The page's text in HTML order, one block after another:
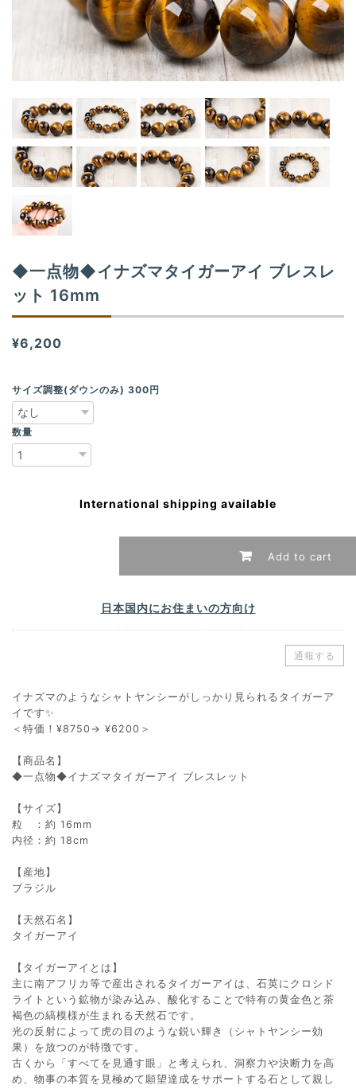
t
i
o
n
◆一点物◆イナズマタイガーアイ ブレスレ
ット 16mm
¥6,200
サイズ調整(ダウンのみ) 300円
数量
International shipping available
Add to cart
日本国内にお住まいの方向け
通報する
イナズマのようなシャトヤンシーがしっかり見られるタイガーア
イです✨
＜特価！¥8750→ ¥6200＞
【商品名】
◆一点物◆イナズマタイガーアイ ブレスレット
【サイズ】
粒 ：約 16mm
内径：約 18cm
【産地】
ブラジル
【天然石名】
タイガーアイ
【タイガーアイとは】
主に南アフリカ等で産出されるタイガーアイは、石英にクロシド
ライトという鉱物が染み込み、酸化することで特有の黄金色と茶
褐色の縞模様が生まれる天然石です。
光の反射によって虎の目のような鋭い輝き（シャトヤンシー効
果）を放つのが特徴です。
古くから「すべてを見通す眼」と考えられ、洞察力や決断力を高
め、物事の本質を見極めて願望達成をサポートする石として親し